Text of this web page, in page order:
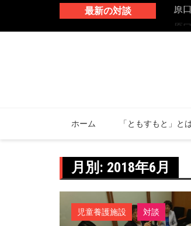
最新の対談
原
境
ホーム 「ともすもと」と
月別: 2018年6月
児童養護施設 対談